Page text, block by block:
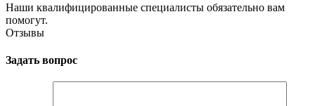
Наши квалифицированные специалисты обязательно вам
помогут.
Отзывы
Задать вопрос